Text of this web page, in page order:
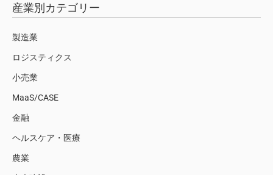
産業別カテゴリー
製造業
ロジスティクス
小売業
MaaS/CASE
金融
ヘルスケア・医療
農業